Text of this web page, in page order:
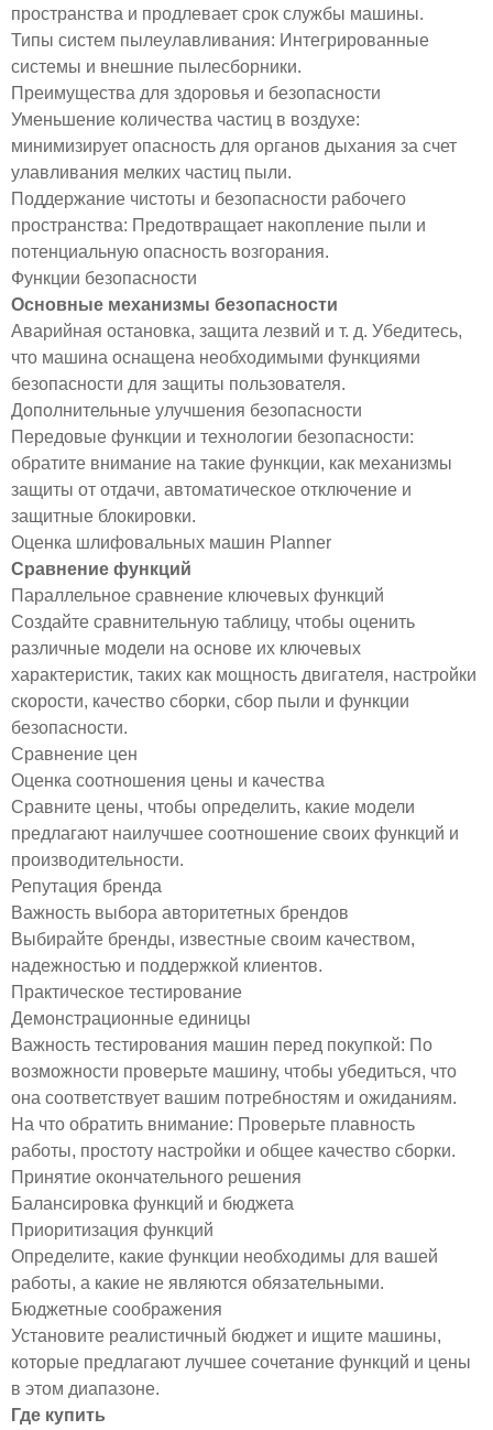
пространства и продлевает срок службы машины.
Типы систем пылеулавливания: Интегрированные
системы и внешние пылесборники.
Преимущества для здоровья и безопасности
Уменьшение количества частиц в воздухе:
минимизирует опасность для органов дыхания за счет
улавливания мелких частиц пыли.
Поддержание чистоты и безопасности рабочего
пространства: Предотвращает накопление пыли и
потенциальную опасность возгорания.
Функции безопасности
Основные механизмы безопасности
Аварийная остановка, защита лезвий и т. д. Убедитесь,
что машина оснащена необходимыми функциями
безопасности для защиты пользователя.
Дополнительные улучшения безопасности
Передовые функции и технологии безопасности:
обратите внимание на такие функции, как механизмы
защиты от отдачи, автоматическое отключение и
защитные блокировки.
Оценка шлифовальных машин Planner
Сравнение функций
Параллельное сравнение ключевых функций
Создайте сравнительную таблицу, чтобы оценить
различные модели на основе их ключевых
характеристик, таких как мощность двигателя, настройки
скорости, качество сборки, сбор пыли и функции
безопасности.
Сравнение цен
Оценка соотношения цены и качества
Сравните цены, чтобы определить, какие модели
предлагают наилучшее соотношение своих функций и
производительности.
Репутация бренда
Важность выбора авторитетных брендов
Выбирайте бренды, известные своим качеством,
надежностью и поддержкой клиентов.
Практическое тестирование
Демонстрационные единицы
Важность тестирования машин перед покупкой: По
возможности проверьте машину, чтобы убедиться, что
она соответствует вашим потребностям и ожиданиям.
На что обратить внимание: Проверьте плавность
работы, простоту настройки и общее качество сборки.
Принятие окончательного решения
Балансировка функций и бюджета
Приоритизация функций
Определите, какие функции необходимы для вашей
работы, а какие не являются обязательными.
Бюджетные соображения
Установите реалистичный бюджет и ищите машины,
которые предлагают лучшее сочетание функций и цены
в этом диапазоне.
Где купить